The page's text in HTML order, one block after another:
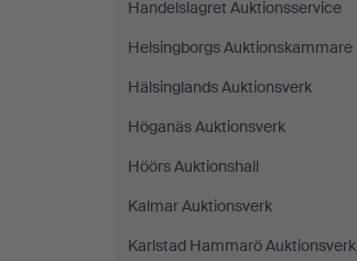
Handelslagret Auktionsservice
Helsingborgs Auktionskammare
Hälsinglands Auktionsverk
Höganäs Auktionsverk
Höörs Auktionshall
Kalmar Auktionsverk
Karlstad Hammarö Auktionsverk